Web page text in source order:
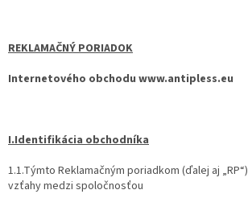
REKLAMAČNÝ PORIADOK
Internetového obchodu www.antipless.eu
I.Identifikácia obchodníka
1.1.Týmto Reklamačným poriadkom (ďalej aj
vzťahy medzi spoločnosťou